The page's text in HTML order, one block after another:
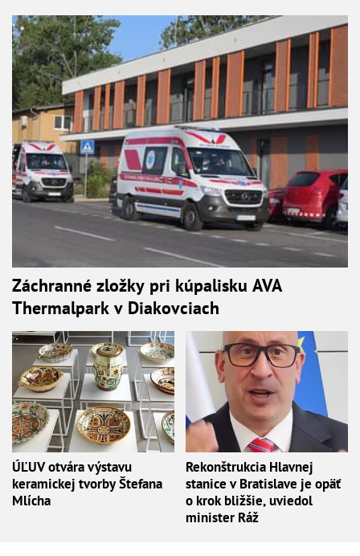
Záchranné zložky pri kúpalisku AVA
Thermalpark v Diakovciach
ÚĽUV otvára výstavu
keramickej tvorby Štefana
Mlícha
Rekonštrukcia Hlavnej
stanice v Bratislave je opäť
o krok bližšie, uviedol
minister Ráž